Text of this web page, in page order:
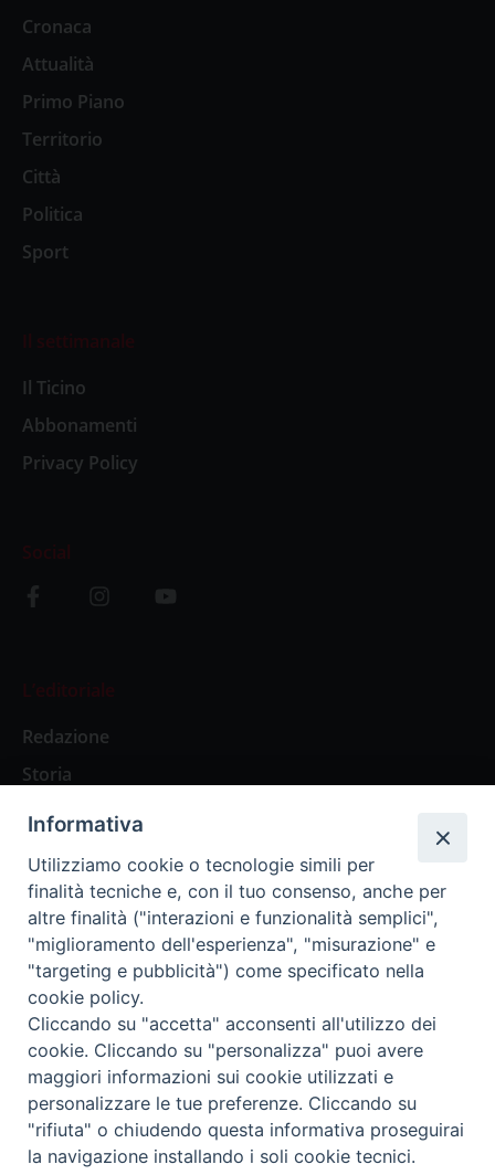
Cronaca
Attualità
Primo Piano
Territorio
Città
Politica
Sport
Il settimanale
Il Ticino
Abbonamenti
Privacy Policy
Social
L’editoriale
Redazione
Storia
Abbonamenti
Abbonamento Annuale Digitale
Abbonamento Annuale Cartaceo
Abbonamento Singola Copia Digitale
Redazione: Pavia, Piazza Duomo 11 - tel. 0382.24736 -
amministrazione@ilticino.it - repossi@ilticino.it - P.
IVA: 00213430184
Informativa
Utilizziamo cookie o tecnologie simili per
finalità tecniche e, con il tuo consenso, anche per
altre finalità ("interazioni e funzionalità semplici",
"miglioramento dell'esperienza", "misurazione" e
"targeting e pubblicità") come specificato nella
cookie policy.
Cliccando su "accetta" acconsenti all'utilizzo dei
cookie. Cliccando su "personalizza" puoi avere
maggiori informazioni sui cookie utilizzati e
personalizzare le tue preferenze. Cliccando su
"rifiuta" o chiudendo questa informativa proseguirai
la navigazione installando i soli cookie tecnici.